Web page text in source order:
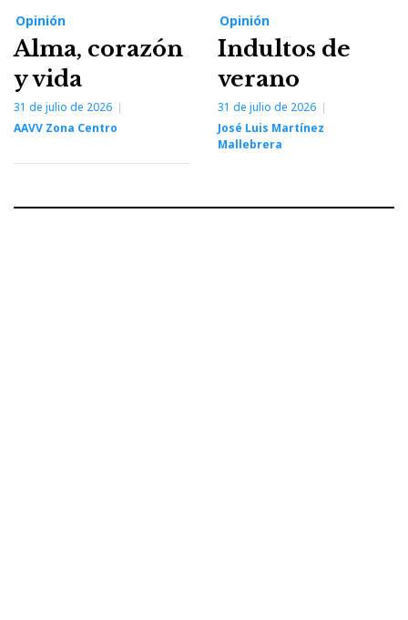
Opinión
Alma, corazón
y vida
31 de julio de 2026
AAVV Zona Centro
Opinión
Indultos de
verano
31 de julio de 2026
José Luis Martínez
Mallebrera